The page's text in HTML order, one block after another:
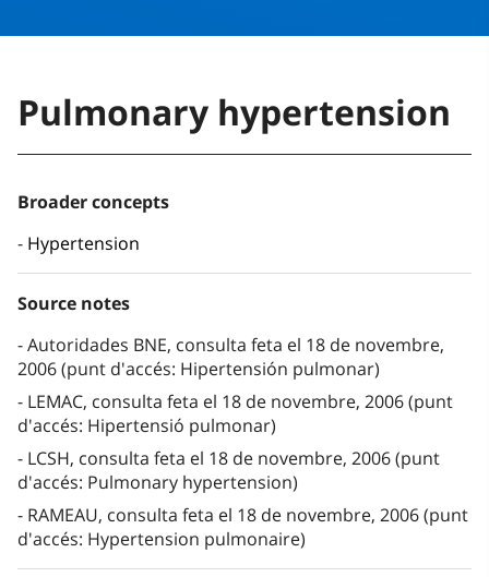
Pulmonary hypertension
Broader concepts
Hypertension
Source notes
Autoridades BNE, consulta feta el 18 de novembre,
2006 (punt d'accés: Hipertensión pulmonar)
LEMAC, consulta feta el 18 de novembre, 2006 (punt
d'accés: Hipertensió pulmonar)
LCSH, consulta feta el 18 de novembre, 2006 (punt
d'accés: Pulmonary hypertension)
RAMEAU, consulta feta el 18 de novembre, 2006 (punt
d'accés: Hypertension pulmonaire)